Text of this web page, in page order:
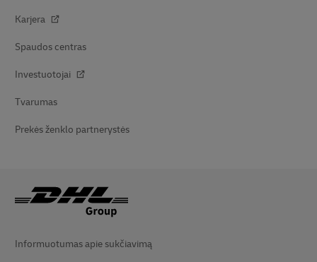
Karjera
Spaudos centras
Investuotojai
Tvarumas
Prekės ženklo partnerystės
Informuotumas apie sukčiavimą